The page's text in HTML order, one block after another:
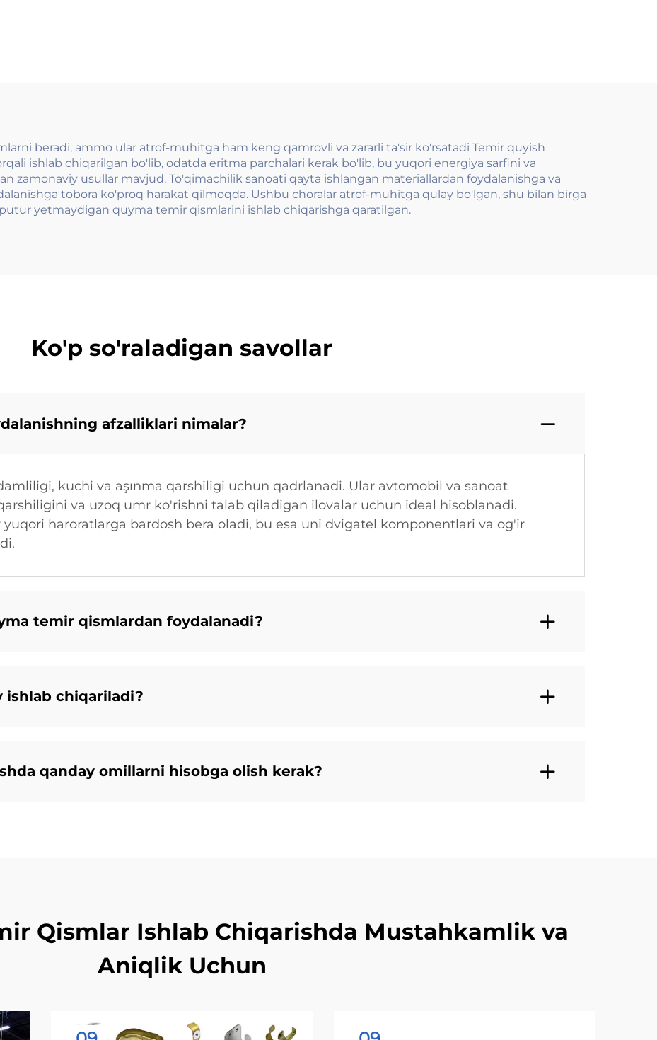
beradi, ammo ular atrof-muhitga ham keng qamrovli va zararli ta'sir ko'rsatadi Temir quyish
ishlab chiqarilgan bo'lib, odatda eritma parchalari kerak bo'lib, bu yuqori energiya sarfini va
zamonaviy usullar mavjud. To'qimachilik sanoati qayta ishlangan materiallardan foydalanishga va
tobora ko'proq harakat qilmoqda. Ushbu choralar atrof-muhitga qulay bo'lgan, shu bilan birga
yetmaydigan quyma temir qismlarini ishlab chiqarishga qaratilgan.
Ko'p so'raladigan savollar
afzalliklari nimalar?
kuchi va aşınma qarshiligi uchun qadrlanadi. Ular avtomobil va sanoat
va uzoq umr ko'rishni talab qiladigan ilovalar uchun ideal hisoblanadi.
haroratlarga bardosh bera oladi, bu esa uni dvigatel komponentlari va og'ir
temir qismlardan foydalanadi?
ishlab chiqariladi?
qanday omillarni hisobga olish kerak?
Qismlar Ishlab Chiqarishda Mustahkamlik va
Aniqlik Uchun